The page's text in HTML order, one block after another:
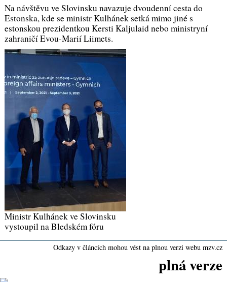
Na návštěvu ve Slovinsku navazuje dvoudenní cesta do
Estonska, kde se ministr Kulhánek setká mimo jiné s
estonskou prezidentkou Kersti Kaljulaid nebo ministryní
zahraničí Evou-Marií Liimets.
Ministr Kulhánek ve Slovinsku
vystoupil na Bledském fóru
Odkazy v článcích mohou vést na plnou verzi webu mzv.cz
plná verze